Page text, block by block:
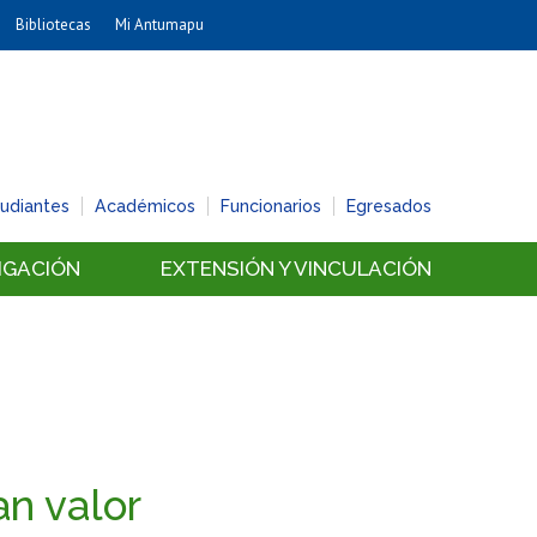
Comunicación e Imagen
Economía y Negocios
Gobierno
Bibliotecas Mi Antumapu
Académicos Funcionarios Egresados
EXTENSIÓN Y VINCULACIÓN
valor